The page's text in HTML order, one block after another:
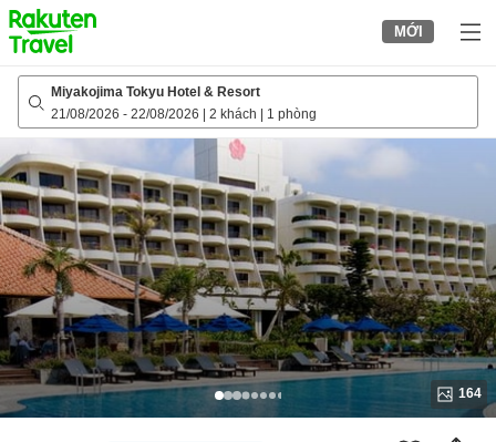
to
top
page
MỚI
Miyakojima Tokyu Hotel & Resort
21/08/2026 - 22/08/2026 2 khách 1 phòng
164